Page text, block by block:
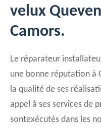
velux
Camors.
Le réparateur
une bonne réputation à
la qualité de ses
appel à ses services de
sontexécutés dans les